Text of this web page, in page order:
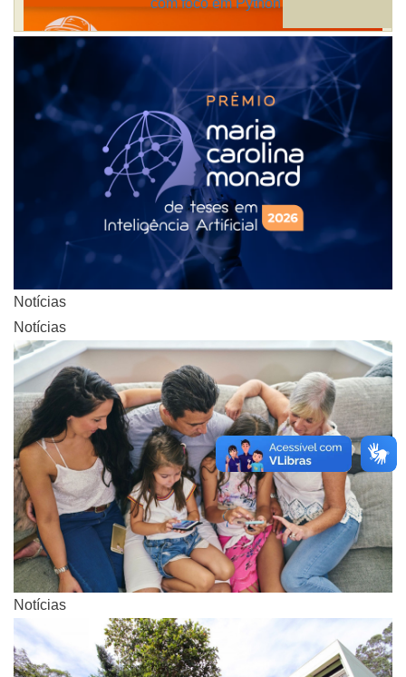
com foco em Python
Notícias
Notícias
Notícias